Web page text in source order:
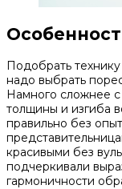
Подобрать
надо выбрать
Намного сложнее
толщины и изгиба
правильно без
красивыми без
подчеркивали
гармоничности